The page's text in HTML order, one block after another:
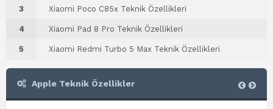
3 Xiaomi Poco C85x Teknik Özellikleri
4 Xiaomi Pad 8 Pro Teknik Özellikleri
5 Xiaomi Redmi Turbo 5 Max Teknik Özellikleri
Apple Teknik Özellikler